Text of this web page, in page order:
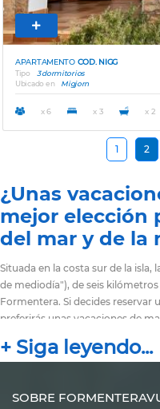
APARTAMENTO COD. NIGG
Tipo
3 dormitorios
Ubicado en
Migjorn
x 6 x 3 x 2
1 2
¿Unas
mejor elección
del mar y de la
Situada en la costa sur de la isla,
de mediodía"), de seis
Formentera. Si decides reservar
preferirás unas vacaciones de
entretenimiento y la vida
el mar que la baña le da a la
SOBRE